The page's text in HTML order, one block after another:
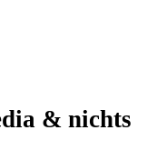
& nichts